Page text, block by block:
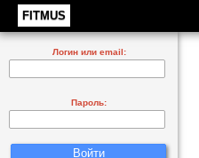
FITMUS
Логин или email:
Пароль: